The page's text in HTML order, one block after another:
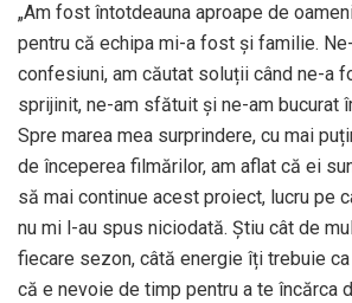
„Am fost întotdeauna aproape de
pentru că echipa mi-a fost și familie.
confesiuni, am căutat soluții când ne-a
sprijinit, ne-am sfătuit și ne-am bucurat
Spre marea mea surprindere, cu mai
de începerea filmărilor, am aflat că ei
să mai continue acest proiect, lucru pe
nu mi l-au spus niciodată. Știu cât de
fiecare sezon, câtă energie îți trebuie
că e nevoie de timp pentru a te încărca